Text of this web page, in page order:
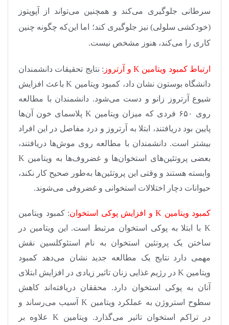
سرطانی جلوگیری می‌کند و همچنین می‌تواند از آپوپتوز
(خودکشی سلولی) نیز جلوگیری کند؛ اما این‌که چگونه چنین
کاری را می‌کند، هنوز مشخص نیست.
ارتباط کمبود ویتامین K و آرتروز
: نتایج تحقیقات دانشمندان
دانشگاه بوستون نشان داد، کمبود ویتامین K باعث افزایش
شیوع آرتروز زانو و دست می‌شود. دانشمندان با مطالعه
روی ۶۵۰ فردی که میزان ویتامین K پلاسمای خون آن‌ها
پایین بود دریافتند، ابتلا به آرتروز و درد مفاصل در این افراد
بیشتر است. دانشمندان با مطالعه روی موش‌ها دریافتند،
بعضی پروتئین‌های استخوان‌ها و غضروف‌ها به ویتامین K
وابسته هستند و وقتی این پروتئین‌ها به‌طور صحیح کار نکند،
حیوانات دچار اختلالات استخوانی و غضروفی می‌شوند.
کمبود ویتامین K و افزایش پوکی استخوان
: کمبود ویتامین
K با ابتلا به پوکی استخوان مرتبط است. این ویتامین در
ساختن یک پروتئین استخوان به نام استئوکلسین نقش
مهمی دارد نتایج یک مطالعه جدید نشان می‌دهد کمبود
ویتامین K در رژیم غذایی زنان تاثیر زیادی در افزایش ابتلای
آنان به پوکی استخوان دارد. محققان دریافته‌اند کاهش
سطوح استروژن به عملکرد ویتامین K آسیب می‌رساند و
در تراکم استخوان تاثیر می‌گذارد. ویتامین K علاوه بر